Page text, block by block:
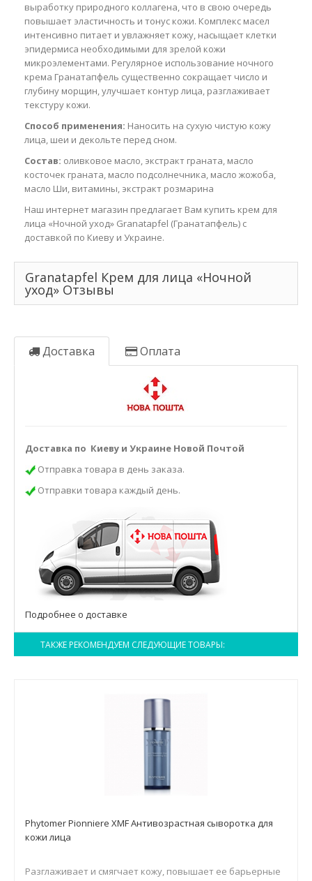
выработку природного коллагена, что в свою очередь
повышает эластичность и тонус кожи. Комплекс масел
интенсивно питает и увлажняет кожу, насыщает клетки
эпидермиса необходимыми для зрелой кожи
микроэлементами. Регулярное использование ночного
крема Гранатапфель существенно сокращает число и
глубину морщин, улучшает контур лица, разглаживает
текстуру кожи.
Способ применения: Наносить на сухую чистую кожу
лица, шеи и декольте перед сном.
Состав: оливковое масло, экстракт граната, масло
косточек граната, масло подсолнечника, масло жожоба,
масло Ши, витамины, экстракт розмарина
Наш интернет магазин предлагает Вам купить крем для
лица «Ночной уход» Granatapfel (Гранатапфель) с
доставкой по Киеву и Украине.
Granatapfel Крем для лица «Ночной
уход» Отзывы
Доставка Оплата
Доставка по Киеву и Украине Новой Почтой
Отправка товара в день заказа.
Отправки товара каждый день.
Подробнее о доставке
ТАКЖЕ РЕКОМЕНДУЕМ СЛЕДУЮЩИЕ ТОВАРЫ:
Phytomer Pionniere XMF Антивозрастная сыворотка для
кожи лица
Разглаживает и смягчает кожу, повышает ее барьерные